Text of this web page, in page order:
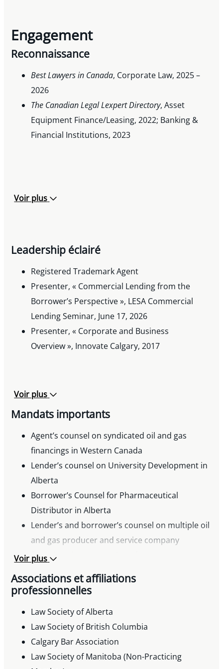
Engagement
Reconnaissance
Best Lawyers in Canada, Corporate Law, 2025 –
2026
The Canadian Legal Lexpert Directory, Asset
Equipment Finance/Leasing, 2022; Banking &
Financial Institutions, 2023
Voir plus
Leadership éclairé
Registered Trademark Agent
Presenter, « Commercial Lending from the
Borrower’s Perspective », LESA Commercial
Lending Seminar, June 17, 2026
Presenter, « Corporate and Business
Overview », Innovate Calgary, 2017
Voir plus
Mandats importants
Agent’s counsel on syndicated oil and gas
financings in Western Canada
Lender’s counsel on University Development in
Alberta
Borrower’s Counsel for Pharmaceutical
Distributor in Alberta
Lender’s and borrower’s counsel on multiple oil
and gas producer and service company
financings in Western Canada
cross-border debt financings and amendments
equipment financing
Borrower’s counsel on corporate and lending
transactions involving diversified industries
Lender’s counsel on multiple agriculture
Voir plus
Associations et affiliations
professionnelles
Law Society of Alberta
Law Society of British Columbia
Calgary Bar Association
Law Society of Manitoba (Non-Practicing